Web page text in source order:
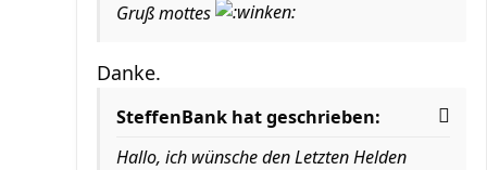
Gruß mottes
Danke.
SteffenBank hat geschrieben:
Hallo, ich wünsche den Letzten Helden